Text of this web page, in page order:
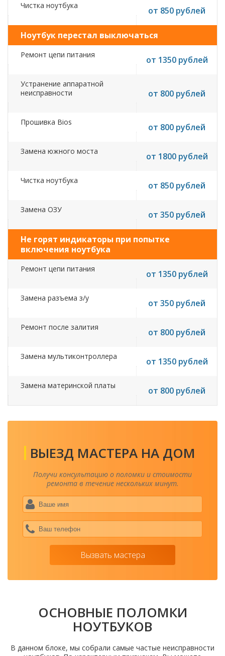
Чистка ноутбука от 850 рублей
Ноутбук перестал выключаться
Ремонт цепи питания от 1350 рублей
Устранение аппаратной
неисправности
от 800 рублей
Прошивка Bios от 800 рублей
Замена южного моста от 1800 рублей
Чистка ноутбука от 850 рублей
Замена ОЗУ от 350 рублей
Не горят индикаторы при попытке
включения ноутбука
Ремонт цепи питания от 1350 рублей
Замена разъема з/у от 350 рублей
Ремонт после залития от 800 рублей
Замена мультиконтроллера от 1350 рублей
Замена материнской платы от 800 рублей
ВЫЕЗД МАСТЕРА НА ДОМ
Получи консультацию о поломки и стоимости
ремонта в течение нескольких минут.
Вызвать мастера
ОСНОВНЫЕ ПОЛОМКИ
НОУТБУКОВ
В данном блоке, мы собрали самые частые неисправности